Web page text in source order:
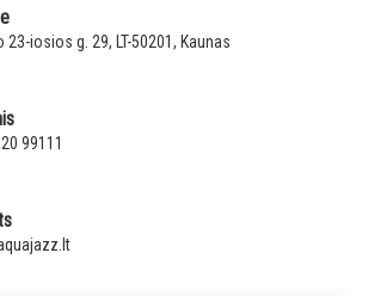
23-iosios g. 29, LT-50201, Kaunas
99111